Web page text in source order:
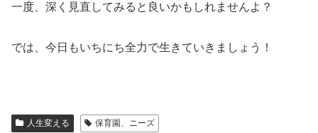
一度、深く見直してみると良いかもしれませんよ？
では、今日もいちにち全力で生きていきましょう！
人生変える 保育園、ニーズ